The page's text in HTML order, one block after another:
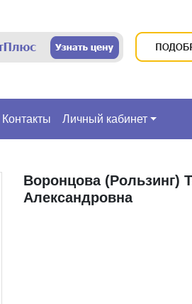
Контакты Личный кабинет
Воронцова (Рользинг)
Александровна